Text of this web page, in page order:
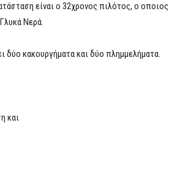
είναι ο 32χρονος πιλότος, ο οποιος
Νερά.
δύο κακουργήματα και δύο πλημμελήματα.
και